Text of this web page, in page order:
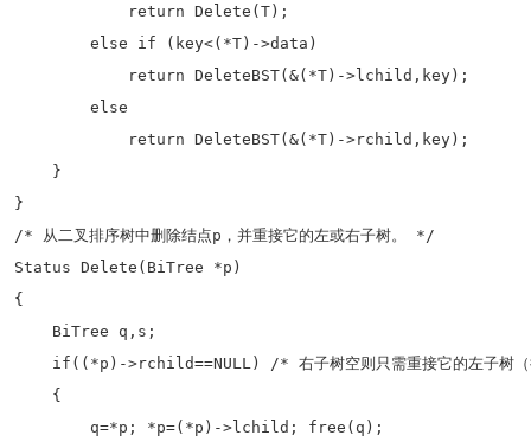
            return Delete(T);
        else if (key<(*T)->data)
            return DeleteBST(&(*T)->lchild,key);
        else
            return DeleteBST(&(*T)->rchild,key);
    }
}
/* 从二叉排序树中删除结点p，并重接它的左或右子树。 */
Status Delete(BiTree *p)
{
    BiTree q,s;
if((*p)->rchild==NULL) /* 右子树空则只需重接它的左子树（
    {
        q=*p; *p=(*p)->lchild; free(q);